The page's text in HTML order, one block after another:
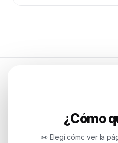
¿Cómo
👀 Elegí cómo ver la
Soluciones de tecnología para
empresas, revendedores y
Potenciamos tu mundo.